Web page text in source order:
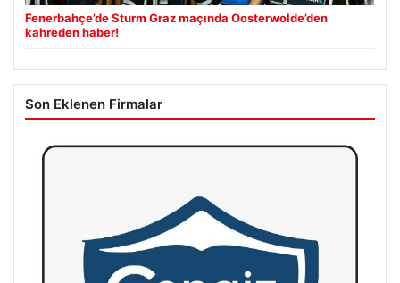
Fenerbahçe’de Sturm Graz maçında Oosterwolde’den
kahreden haber!
Son Eklenen Firmalar